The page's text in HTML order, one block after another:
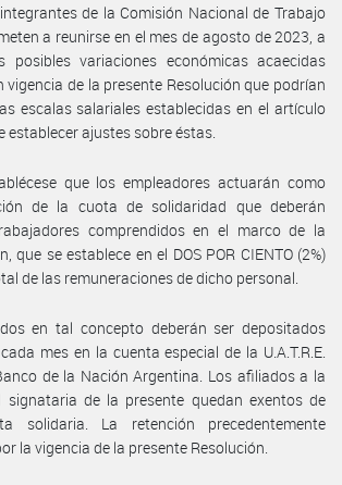
integrantes de la Comisión Nacional de Trabajo
a reunirse en el mes de agosto de 2023, a
variaciones económicas acaecidas
vigencia de la presente Resolución que podrían
escalas salariales establecidas en el artículo
establecer ajustes sobre éstas.
que los empleadores actuarán como
de la cuota de solidaridad que deberán
comprendidos en el marco de la
que se establece en el DOS POR CIENTO (2%)
de las remuneraciones de dicho personal.
en tal concepto deberán ser depositados
mes en la cuenta especial de la U.A.T.R.E.
de la Nación Argentina. Los afiliados a la
signataria de la presente quedan exentos de
solidaria. La retención precedentemente
la vigencia de la presente Resolución.